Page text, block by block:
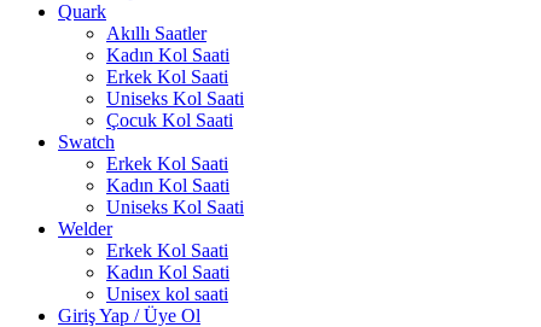
Quark
Akıllı Saatler
Kadın Kol Saati
Erkek Kol Saati
Uniseks Kol Saati
Çocuk Kol Saati
Swatch
Erkek Kol Saati
Kadın Kol Saati
Uniseks Kol Saati
Welder
Erkek Kol Saati
Kadın Kol Saati
Unisex kol saati
Giriş Yap / Üye Ol